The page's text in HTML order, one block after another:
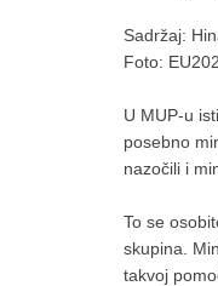
Sadržaj:
Foto:
U MUP-u
posebno
nazočili i
To se
skupina.
takvoj